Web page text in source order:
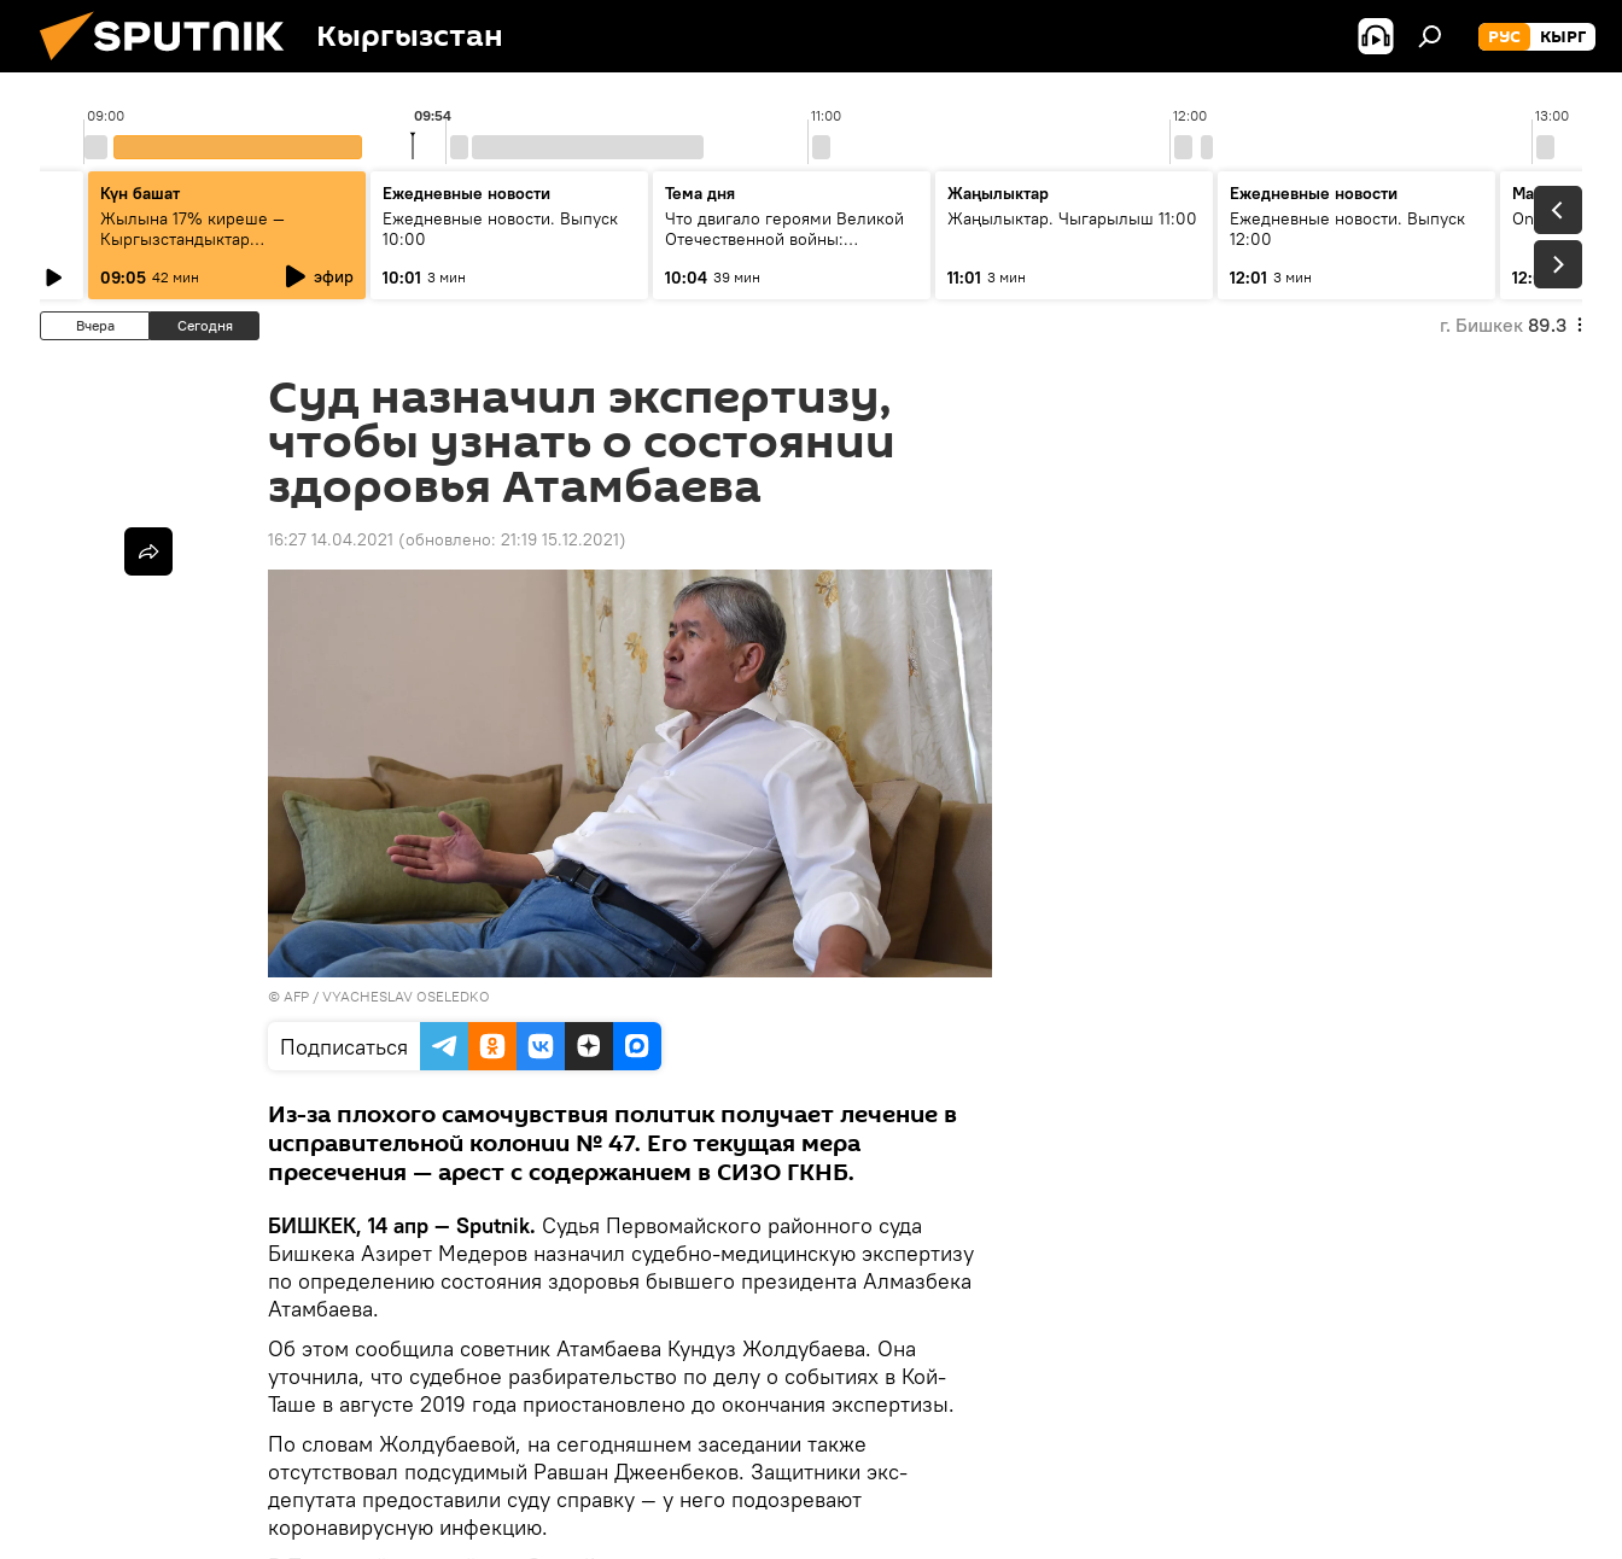
Кыргызстан РУС КЫРГ
09:00 11:00 12:00 13:00
09:54
Күн башат
Жылына 17% киреше —
Кыргызстандыктар
кагаздарды кантип сатып алат?
09:05 42 мин эфир
Ежедневные новости
Ежедневные новости. Выпуск
10:00
10:01 3 мин
Тема дня
Что двигало героями Великой
Отечественной войны:
Тулебердиева
10:04 39 мин
Жаңылыктар
Жаңылыктар. Чыгарылыш 11:00
11:01 3 мин
Ежедневные новости
Ежедневные новости. Выпуск
12:00
12:01 3 мин
On air
12:05
Вчера Сегодня г. Бишкек 89.3
Суд назначил экспертизу,
чтобы узнать о состоянии
здоровья Атамбаева
16:27 14.04.2021 (обновлено: 21:19 15.12.2021)
© AFP / VYACHESLAV OSELEDKO
Подписаться
Из-за плохого самочувствия политик получает лечение в
исправительной колонии № 47. Его текущая мера
пресечения — арест с содержанием в СИЗО ГКНБ.
БИШКЕК, 14 апр — Sputnik. Судья Первомайского районного суда
Бишкека Азирет Медеров назначил судебно-медицинскую экспертизу
по определению состояния здоровья бывшего президента Алмазбека
Атамбаева.
Об этом сообщила советник Атамбаева Кундуз Жолдубаева. Она
уточнила, что судебное разбирательство по делу о событиях в Кой-
Таше в августе 2019 года приостановлено до окончания экспертизы.
По словам Жолдубаевой, на сегодняшнем заседании также
отсутствовал подсудимый Равшан Джеенбеков. Защитники экс-
депутата предоставили суду справку — у него подозревают
коронавирусную инфекцию.